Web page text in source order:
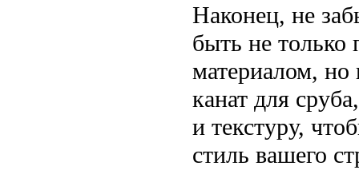
Наконец, не
быть не
материалом,
канат для
и текстуру,
стиль вашего